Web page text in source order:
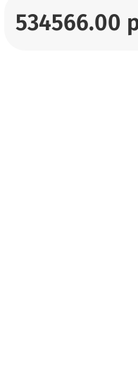
534566.00